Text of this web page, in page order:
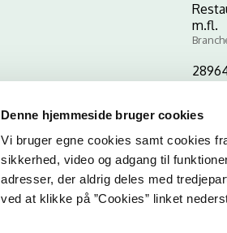
Denne hjemmeside bruger cookies
Vi bruger egne cookies samt cookies
sikkerhed, video og adgang til
adresser, der aldrig deles med
ved at klikke på ”Cookies” linket
m.fl.
CVR-nr